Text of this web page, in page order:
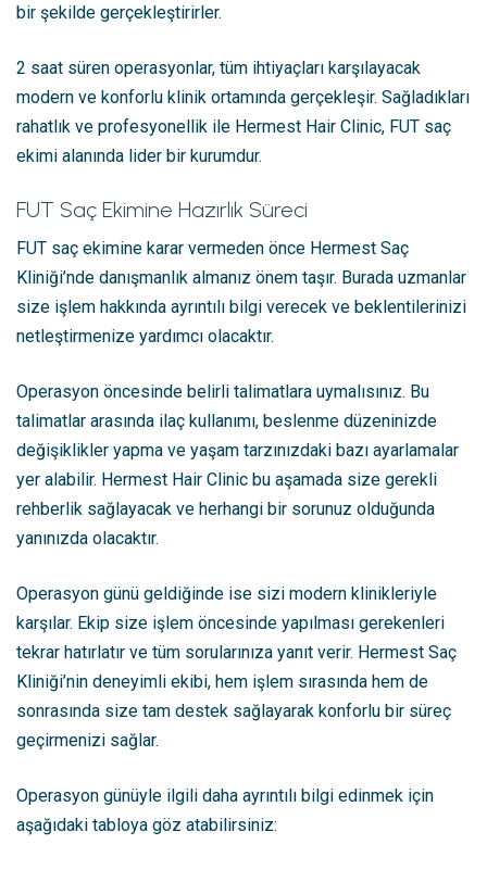
bir şekilde gerçekleştirirler.
2 saat süren operasyonlar, tüm ihtiyaçları karşılayacak
modern ve konforlu klinik ortamında gerçekleşir. Sağladıkları
rahatlık ve profesyonellik ile Hermest Hair Clinic, FUT saç
ekimi alanında lider bir kurumdur.
FUT Saç Ekimine Hazırlık Süreci
FUT saç ekimine karar vermeden önce Hermest Saç
Kliniği’nde danışmanlık almanız önem taşır. Burada uzmanlar
size işlem hakkında ayrıntılı bilgi verecek ve beklentilerinizi
netleştirmenize yardımcı olacaktır.
Operasyon öncesinde belirli talimatlara uymalısınız. Bu
talimatlar arasında ilaç kullanımı, beslenme düzeninizde
değişiklikler yapma ve yaşam tarzınızdaki bazı ayarlamalar
yer alabilir. Hermest Hair Clinic bu aşamada size gerekli
rehberlik sağlayacak ve herhangi bir sorunuz olduğunda
yanınızda olacaktır.
Operasyon günü geldiğinde ise sizi modern klinikleriyle
karşılar. Ekip size işlem öncesinde yapılması gerekenleri
tekrar hatırlatır ve tüm sorularınıza yanıt verir. Hermest Saç
Kliniği’nin deneyimli ekibi, hem işlem sırasında hem de
sonrasında size tam destek sağlayarak konforlu bir süreç
geçirmenizi sağlar.
Operasyon günüyle ilgili daha ayrıntılı bilgi edinmek için
aşağıdaki tabloya göz atabilirsiniz: